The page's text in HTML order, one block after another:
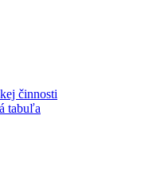
činnosti
tabuľa